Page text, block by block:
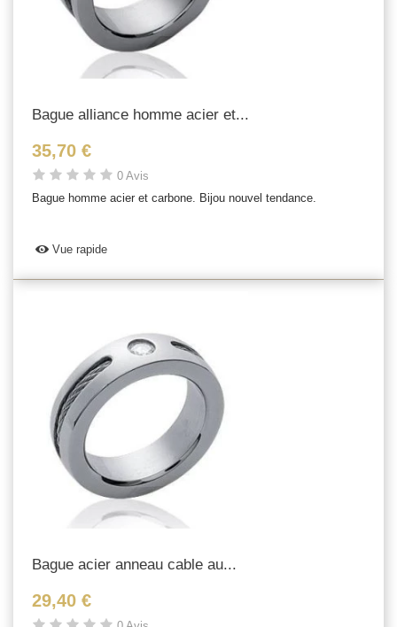
Bague alliance homme acier et...
35,70 €
0 Avis
Bague homme acier et carbone. Bijou nouvel tendance.
Vue rapide
Bague acier anneau cable au...
29,40 €